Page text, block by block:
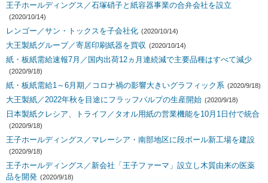
王子ホールディングス／石塚硝子と紙容器事業の合弁会社を設立
(2020/10/14)
レンゴー／サン・トックスを子会社化 (2020/10/14)
大王製紙グループ／寄居印刷紙器を買収 (2020/10/14)
紙・板紙需給速報7月／国内出荷12ヵ月連続減で主要品種はすべて減少
(2020/9/18)
紙・板紙需給1～6月期／コロナ禍の影響大きいグラフィック系 (2020/9/18)
大王製紙／2022年秋を目途にフラッフパルプの生産開始 (2020/9/18)
日本製紙クレシア、トライフ／タオル用紙の営業機能を10月1日付で統合
(2020/9/18)
王子ホールディングス／マレーシア・南部地区に段ボール新工場を建設
(2020/9/18)
王子ホールディングス／新会社「王子ファーマ」設立し木質由来の医薬
品を開発 (2020/9/18)